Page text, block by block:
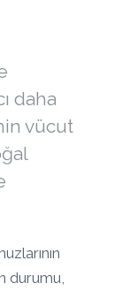
daha
vücut
durumu,